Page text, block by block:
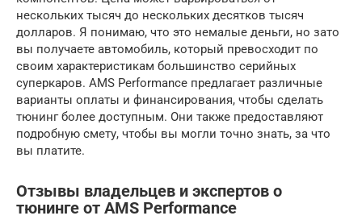
нескольких тысяч до нескольких десятков тысяч
долларов. Я понимаю, что это немалые деньги, но зато
вы получаете автомобиль, который превосходит по
своим характеристикам большинство серийных
суперкаров. AMS Performance предлагает различные
варианты оплаты и финансирования, чтобы сделать
тюнинг более доступным. Они также предоставляют
подробную смету, чтобы вы могли точно знать, за что
вы платите.
Отзывы владельцев и экспертов о
тюнинге от AMS Performance